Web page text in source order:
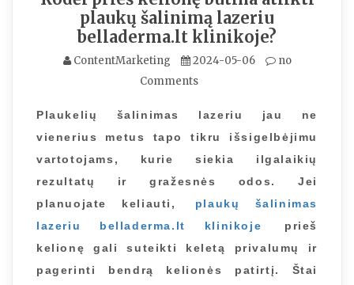
plaukų šalinimą lazeriu
belladerma.lt klinikoje?
ContentMarketing 2024-05-06
no
Comments
Plaukelių šalinimas lazeriu jau ne
vienerius metus tapo tikru išsigelbėjimu
vartotojams, kurie siekia ilgalaikių
rezultatų ir gražesnės odos. Jei
planuojate keliauti,
plaukų šalinimas
lazeriu belladerma.lt klinikoje
prieš
kelionę gali suteikti keletą privalumų ir
pagerinti bendrą kelionės patirtį. Štai